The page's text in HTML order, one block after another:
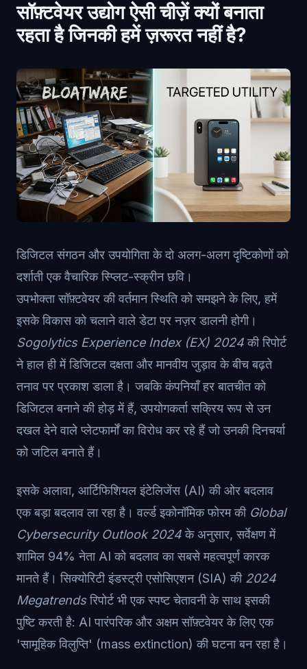
सॉफ़्टवेयर उद्योग ऐसी चीज़ें क्यों बनाता
रहता है जिनकी हमें ज़रूरत नहीं है?
डिजिटल संगठन और उपयोगिता के दो अलग-अलग दृष्टिकोणों को
दर्शाती एक वैचारिक स्प्लिट-स्क्रीन छवि।
उपभोक्ता सॉफ़्टवेयर की वर्तमान स्थिति को समझने के लिए, हमें
इसके विकास को चलाने वाले डेटा पर नज़र डालनी होगी।
Sogolytics Experience Index (EX) 2024की रिपोर्ट
ने हाल ही में डिजिटल दक्षता और मानवीय जुड़ाव के बीच बढ़ते
तनाव पर प्रकाश डाला है। जबकि कंपनियाँ हर बातचीत को
डिजिटल बनाने की होड़ में हैं, उपयोगकर्ता सक्रिय रूप से उन
दखल देने वाले प्लेटफार्मों का विरोध कर रहे हैं जो उनकी दिनचर्या
को जटिल बनाते हैं।
इसके अलावा, आर्टिफिशियल इंटेलिजेंस (AI) की ओर बदलाव
एक बड़ा बदलाव ला रहा है। वर्ल्ड इकोनॉमिक फोरम की Global
Cybersecurity Outlook 2024के अनुसार, सर्वेक्षण में
शामिल 94% नेता AI को बदलाव का सबसे महत्वपूर्ण कारक
मानते हैं। सिक्योरिटी इंडस्ट्री एसोसिएशन (SIA) की 2024
Megatrendsरिपोर्ट भी एक स्पष्ट चेतावनी के साथ इसकी
पुष्टि करती है: AI पारंपरिक और अक्षम सॉफ़्टवेयर के लिए एक
'सामूहिक विलुप्ति' (mass extinction) की घटना बन रहा है।